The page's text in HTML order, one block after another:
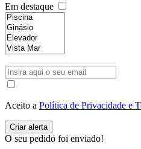
Em destaque
Aceito a Política de Privacidade e
O seu pedido foi enviado!